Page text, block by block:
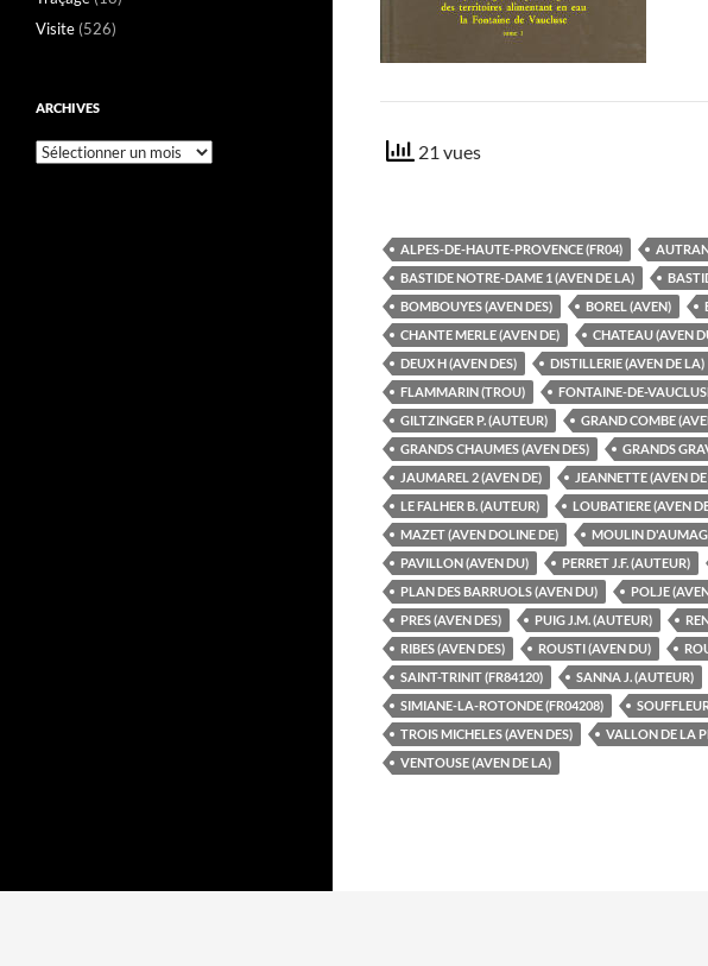
21 vues
ALPES-DE-HAUTE-PROVENCE (FR04)
BASTIDE NOTRE-DAME 1 (AVEN DE LA)
BOMBOUYES (AVEN DES)
BOREL (AVEN)
CHANTE MERLE (AVEN DE)
CHATEAU (AVEN
DEUX H (AVEN DES)
DISTILLERIE (AVEN DE LA)
FLAMMARIN (TROU)
FONTAINE-DE-
GILTZINGER P. (AUTEUR)
GRAND COMBE
GRANDS CHAUMES (AVEN DES)
GRANDS
JAUMAREL 2 (AVEN DE)
JEANNETTE (AVEN
LE FALHER B. (AUTEUR)
LOUBATIERE (AVEN
MAZET (AVEN DOLINE DE)
MOULIN
PAVILLON (AVEN DU)
PERRET J.F. (AUTEUR)
PLAN DES BARRUOLS (AVEN DU)
POLJE
PRES (AVEN DES)
PUIG J.M. (AUTEUR)
RIBES (AVEN DES)
ROUSTI (AVEN DU)
SAINT-TRINIT (FR84120)
SANNA J. (AUTEUR)
SIMIANE-LA-ROTONDE (FR04208)
TROIS MICHELES (AVEN DES)
VALLON DE LA
VENTOUSE (AVEN DE LA)
Visite (526)
ARCHIVES
Archives